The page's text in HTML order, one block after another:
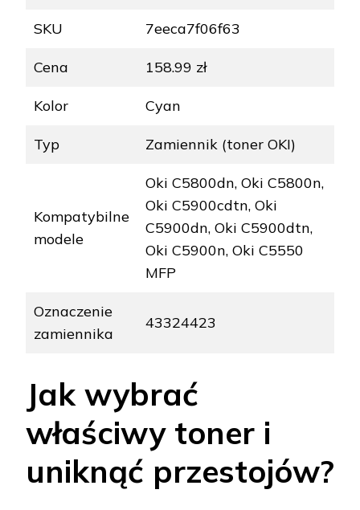
SKU 7eeca7f06f63
Cena 158.99 zł
Kolor Cyan
Typ Zamiennik (toner OKI)
Kompatybilne
modele
Oki C5800dn, Oki C5800n,
Oki C5900cdtn, Oki
C5900dn, Oki C5900dtn,
Oki C5900n, Oki C5550
MFP
Oznaczenie
zamiennika
43324423
Jak wybrać
właściwy toner i
uniknąć przestojów?